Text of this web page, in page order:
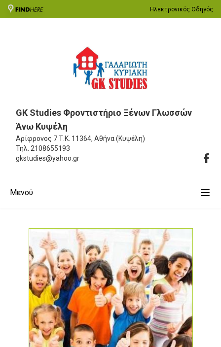
Ηλεκτρονικός Οδηγός
GK Studies Φροντιστήριο Ξένων Γλωσσών
Άνω Κυψέλη
Αρίφρονος 7Τ.Κ. 11364, Αθήνα (Κυψέλη)
Τηλ. 2108655193
gkstudies@yahoo.gr
Μενού